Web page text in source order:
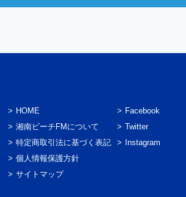
HOME
湘南ビーチFMについて
特定商取引法に基づく表記
個人情報保護方針
サイトマップ
Facebook
Twitter
Instagram